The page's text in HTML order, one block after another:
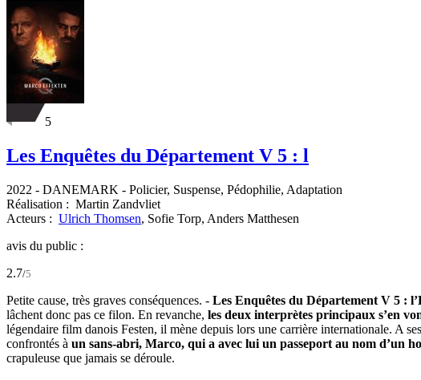
5
Les Enquêtes du Département V 5 : l
2022 - DANEMARK - Policier, Suspense, Pédophilie, Adaptation
Réalisation : Martin Zandvliet
Acteurs : Ulrich Thomsen, Sofie Torp, Anders Matthesen
avis du public :
2.7/5
Petite cause, très graves conséquences. - Les Enquêtes du Département V 5 :
lâchent donc pas ce filon. En revanche, les deux interprètes principaux s’en
légendaire film danois Festen, il mène depuis lors une carrière internationale. A
confrontés à un sans-abri, Marco, qui a avec lui un passeport au nom d’un
crapuleuse que jamais se déroule.